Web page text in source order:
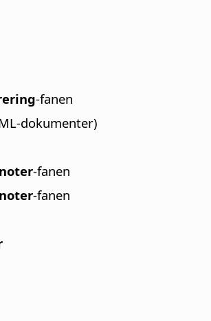
-fanen
dokumenter)
-fanen
-fanen